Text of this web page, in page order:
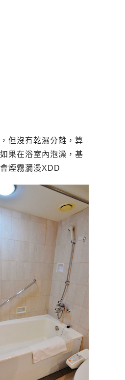
但沒有乾濕分離，算
果在浴室內泡澡，基
煙霧瀰漫XDD